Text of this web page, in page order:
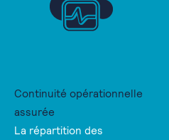
Continuité opérationnelle
assurée
La répartition des